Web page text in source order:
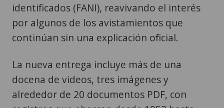
identificados (FANI), reavivando el interés
por algunos de los avistamientos que
continúan sin una explicación oficial.
La nueva entrega incluye más de una
docena de videos, tres imágenes y
alrededor de 20 documentos PDF, con